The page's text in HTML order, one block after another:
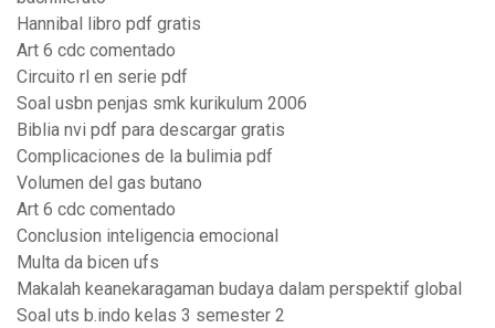
Hannibal libro pdf gratis
Art 6 cdc comentado
Circuito rl en serie pdf
Soal usbn penjas smk kurikulum 2006
Biblia nvi pdf para descargar gratis
Complicaciones de la bulimia pdf
Volumen del gas butano
Art 6 cdc comentado
Conclusion inteligencia emocional
Multa da bicen ufs
Makalah keanekaragaman budaya dalam perspektif global
Soal uts b.indo kelas 3 semester 2